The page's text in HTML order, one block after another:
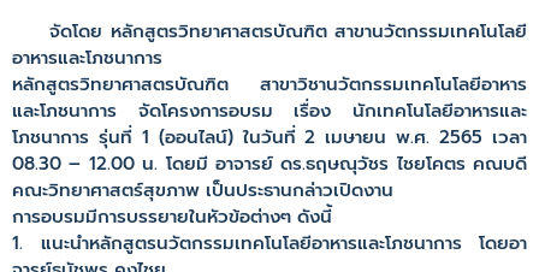
จัดโดย หลักสูตรวิทยาศาสตรบัณฑิต สาขานวัตกรรมเทคโนโลยี
อาหารและโภชนาการ
หลักสูตรวิทยาศาสตรบัณฑิต สาขาวิชานวัตกรรมเทคโนโลยีอาหาร
และโภชนาการ จัดโครงการอบรม เรื่อง นักเทคโนโลยีอาหารและ
โภชนาการ รุ่นที่ 1 (ออนไลน์) ในวันที่ 2 เมษายน พ.ศ. 2565 เวลา
08.30 – 12.00 น. โดยมี อาจารย์ ดร.ธฤษณุวัชร ไชยโคตร คณบดี
คณะวิทยาศาสตร์สุขภาพ เป็นประธานกล่าวเปิดงาน
การอบรมมีการบรรยายในหัวข้อต่างๆ ดังนี้
1. แนะนำหลักสูตรนวัตกรรมเทคโนโลยีอาหารและโภชนาการ โดยอา